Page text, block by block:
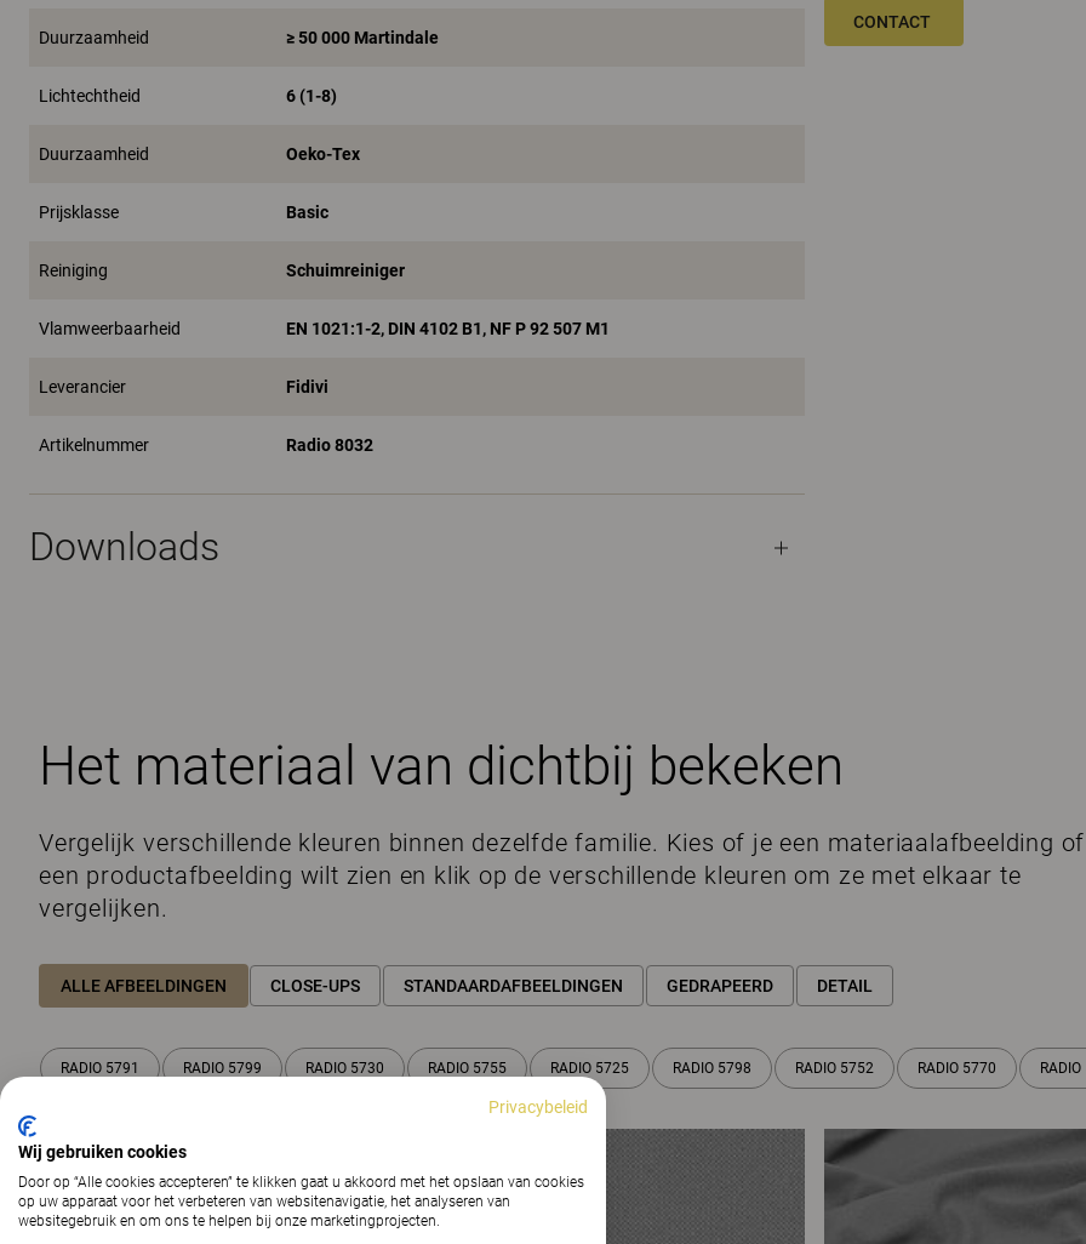
CONTACT
Duurzaamheid ≥ 50 000 Martindale
Lichtechtheid 6 (1-8)
Duurzaamheid Oeko-Tex
Prijsklasse Basic
Reiniging Schuimreiniger
Vlamweerbaarheid EN 1021:1-2, DIN 4102 B1, NF P 92 507 M1
Leverancier Fidivi
Artikelnummer Radio 8032
Downloads
Het materiaal van dichtbij bekeken
Vergelijk verschillende kleuren binnen dezelfde familie. Kies of je een materiaalafbeelding of
een productafbeelding wilt zien en klik op de verschillende kleuren om ze met elkaar te
vergelijken.
ALLE AFBEELDINGEN CLOSE-UPS STANDAARDAFBEELDINGEN GEDRAPEERD DETAIL
RADIO 5791 RADIO 5799 RADIO 5730 RADIO 5755 RADIO 5725 RADIO 5798 RADIO 5752 RADIO 5770
Privacybeleid
Wij gebruiken cookies
Door op “Alle cookies accepteren” te klikken gaat u akkoord met het opslaan van cookies
op uw apparaat voor het verbeteren van websitenavigatie, het analyseren van
websitegebruik en om ons te helpen bij onze marketingprojecten.